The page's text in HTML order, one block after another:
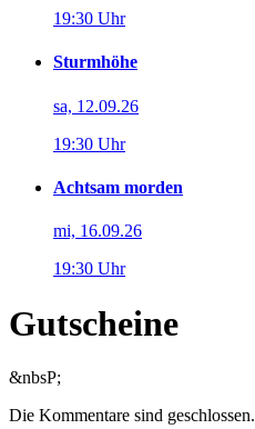
19:30 Uhr
Sturmhöhe
sa, 12.09.26
19:30 Uhr
Achtsam morden
mi, 16.09.26
19:30 Uhr
Gutscheine
&nbsP;
Die Kommentare sind geschlossen.